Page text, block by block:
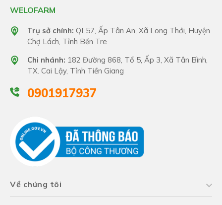
WELOFARM
Trụ sở chính: QL57, Ấp Tân An, Xã Long Thới, Huyện
Chợ Lách, Tỉnh Bến Tre
Chi nhánh: 182 Đường 868, Tổ 5, Ấp 3, Xã Tân Bình,
TX. Cai Lậy, Tỉnh Tiền Giang
0901917937
Về chúng tôi